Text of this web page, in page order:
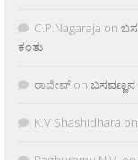
C.P.Nagaraja on
ಕಂತು
ರಾಜೀವ್ on ಬಸವಣ್ಣನ
K.V Shashidhara on